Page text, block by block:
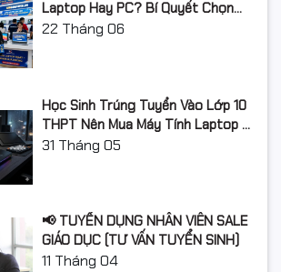
Laptop Hay PC? Bí Quyết Chọn
Máy Tính Đúng Nhu Cầu, Không
22 Tháng 06
Học Sinh Trúng Tuyển Vào Lớp 10
THPT Nên Mua Máy Tính Laptop Gì
Năm Học 2026 - 2027?
31 Tháng 05
📢 TUYỂN DỤNG NHÂN VIÊN SALE
GIÁO DỤC (TƯ VẤN TUYỂN SINH)
11 Tháng 04